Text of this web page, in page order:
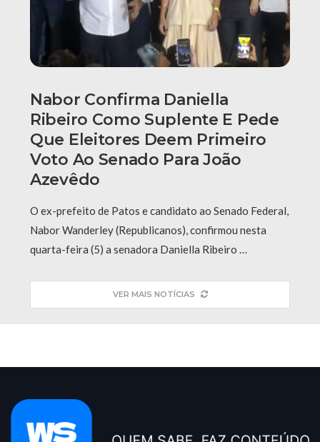
Nabor Confirma Daniella
Ribeiro Como Suplente E Pede
Que Eleitores Deem Primeiro
Voto Ao Senado Para João
Azevêdo
O ex-prefeito de Patos e candidato ao Senado Federal,
Nabor Wanderley (Republicanos), confirmou nesta
quarta-feira (5) a senadora Daniella Ribeiro …
VER MAIS NOTÍCIAS